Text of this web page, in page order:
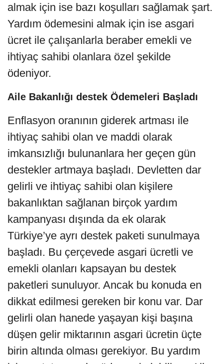
almak için ise bazı koşulları sağlamak şart.
Yardım ödemesini almak için ise asgari
ücret ile çalışanlarla beraber emekli ve
ihtiyaç sahibi olanlara özel şekilde
ödeniyor.
Aile Bakanlığı destek Ödemeleri Başladı
Enflasyon oranının giderek artması ile
ihtiyaç sahibi olan ve maddi olarak
imkansızlığı bulunanlara her geçen gün
destekler artmaya başladı. Devletten dar
gelirli ve ihtiyaç sahibi olan kişilere
bakanlıktan sağlanan birçok yardım
kampanyası dışında da ek olarak
Türkiye’ye ayrı destek paketi sunulmaya
başladı. Bu çerçevede asgari ücretli ve
emekli olanları kapsayan bu destek
paketleri sunuluyor. Ancak bu konuda en
dikkat edilmesi gereken bir konu var. Dar
gelirli olan hanede yaşayan kişi başına
düşen gelir miktarının asgari ücretin üçte
birin altında olması gerekiyor. Bu yardım